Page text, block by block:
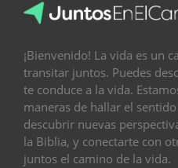
¡Bienvenido! La vida es un
transitar juntos. Puedes
te conduce a la vida.
maneras de hallar el
descubrir nuevas
la Biblia, y conectarte con
juntos el camino de la vida.